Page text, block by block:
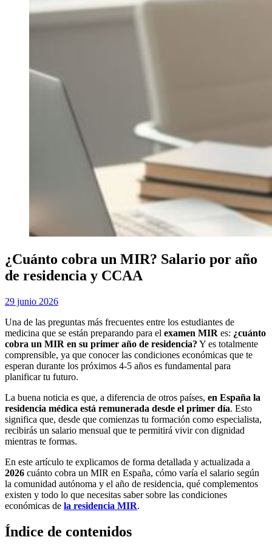
¿Cuánto cobra un MIR? Salario por año
de residencia y CCAA
porExamen MIR
Publicada
29 junio 2026
Una de las preguntas más frecuentes entre los estudiantes de
medicina que se están preparando para el examen MIR es: ¿cuánto
cobra un MIR en su primer año de residencia? Y es totalmente
comprensible, ya que conocer las condiciones económicas que te
esperan durante los próximos 4-5 años es fundamental para
planificar tu futuro.
La buena noticia es que, a diferencia de otros países, en España la
residencia médica está remunerada desde el primer día. Esto
significa que, desde que comienzas tu formación como especialista,
recibirás un salario mensual que te permitirá vivir con dignidad
mientras te formas.
En este artículo te explicamos de forma detallada y actualizada a
2026 cuánto cobra un MIR en España, cómo varía el salario según
la comunidad autónoma y el año de residencia, qué complementos
existen y todo lo que necesitas saber sobre las condiciones
económicas de la residencia MIR.
Índice de contenidos